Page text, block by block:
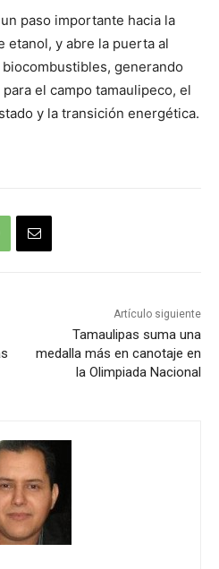
paso importante hacia la
etanol, y abre la puerta al
generando
el campo tamaulipeco, el
y la transición energética.
Artículo siguiente
Tamaulipas suma una
medalla más en canotaje en
la Olimpiada Nacional